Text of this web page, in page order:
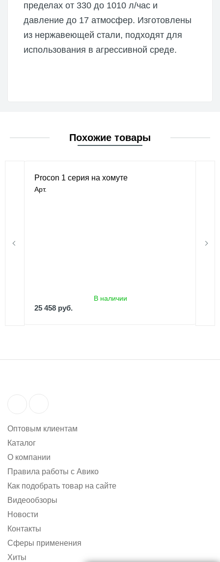
пределах от 330 до 1010 л/час и
давление до 17 атмосфер. Изготовлены
из нержавеющей стали, подходят для
использования в агрессивной среде.
Похожие товары
Procon 1 серия на хомуте
Арт.
В наличии
25 458 руб.
Оптовым клиентам
Каталог
О компании
Правила работы с Авико
Как подобрать товар на сайте
Видеообзоры
Новости
Контакты
Сферы применения
Хиты